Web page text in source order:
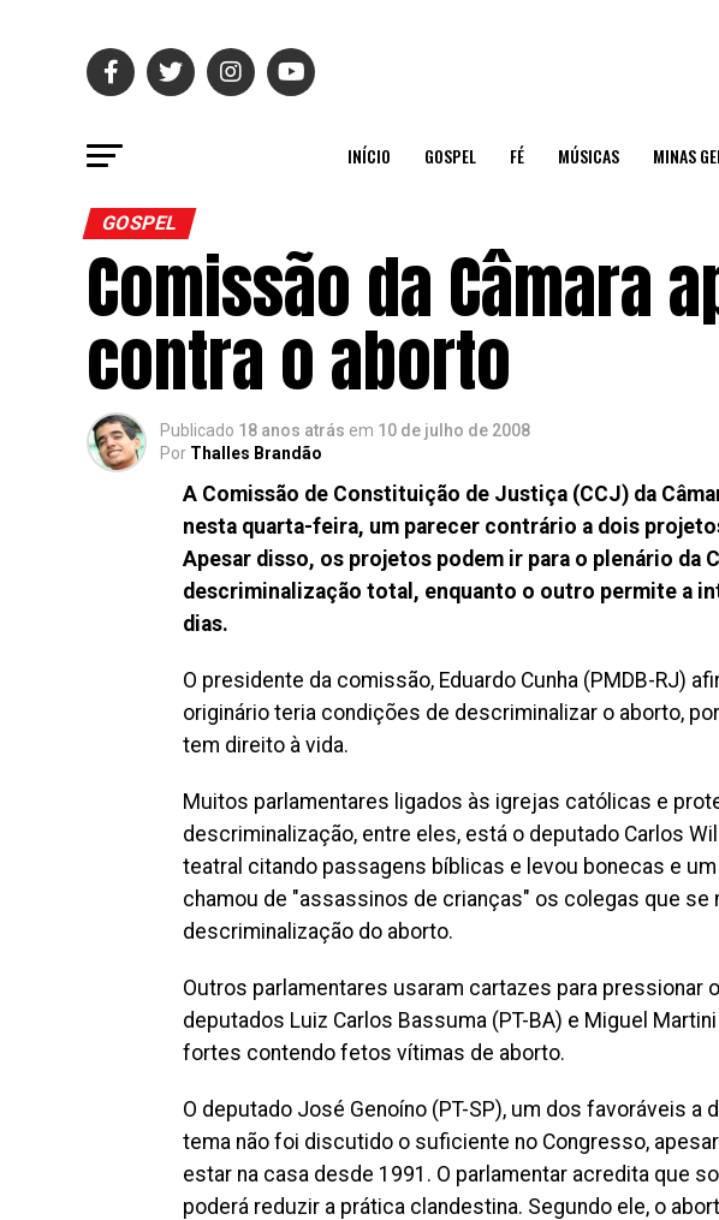
INÍCIO GOSPEL FÉ MÚSICAS MINAS
GOSPEL
Comissão da Câmara
contra o aborto
Publicado 18 anos atrás em 10 de julho de 2008
Por Thalles Brandão
A Comissão de Constituição de Justiça (CCJ) da
nesta quarta-feira, um parecer contrário a dois
Apesar disso, os projetos podem ir para o plenário da
descriminalização total, enquanto o outro permite a
dias.
O presidente da comissão, Eduardo Cunha (PMDB-RJ)
originário teria condições de descriminalizar o aborto,
tem direito à vida.
Muitos parlamentares ligados às igrejas católicas e
descriminalização, entre eles, está o deputado Carlos
teatral citando passagens bíblicas e levou bonecas e
chamou de "assassinos de crianças" os colegas que se
descriminalização do aborto.
Outros parlamentares usaram cartazes para pressionar
deputados Luiz Carlos Bassuma (PT-BA) e Miguel
fortes contendo fetos vítimas de aborto.
O deputado José Genoíno (PT-SP), um dos favoráveis a
tema não foi discutido o suficiente no Congresso,
estar na casa desde 1991. O parlamentar acredita que
poderá reduzir a prática clandestina. Segundo ele, o